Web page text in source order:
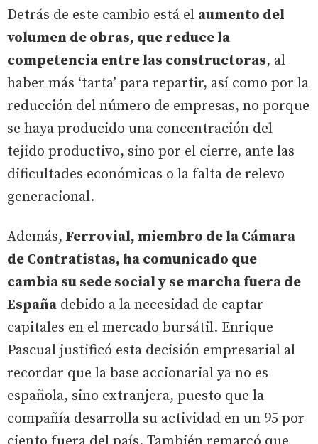
Detrás de este cambio está el aumento del
volumen de obras, que reduce la
competencia entre las constructoras, al
haber más ‘tarta’ para repartir, así como por la
reducción del número de empresas, no porque
se haya producido una concentración del
tejido productivo, sino por el cierre, ante las
dificultades económicas o la falta de relevo
generacional.
Además, Ferrovial, miembro de la Cámara
de Contratistas, ha comunicado que
cambia su sede social y se marcha fuera de
España debido a la necesidad de captar
capitales en el mercado bursátil. Enrique
Pascual justificó esta decisión empresarial al
recordar que la base accionarial ya no es
española, sino extranjera, puesto que la
compañía desarrolla su actividad en un 95 por